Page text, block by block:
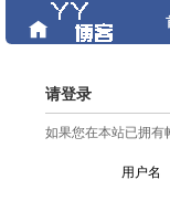
请登录
如果您在本站已拥有
用户名